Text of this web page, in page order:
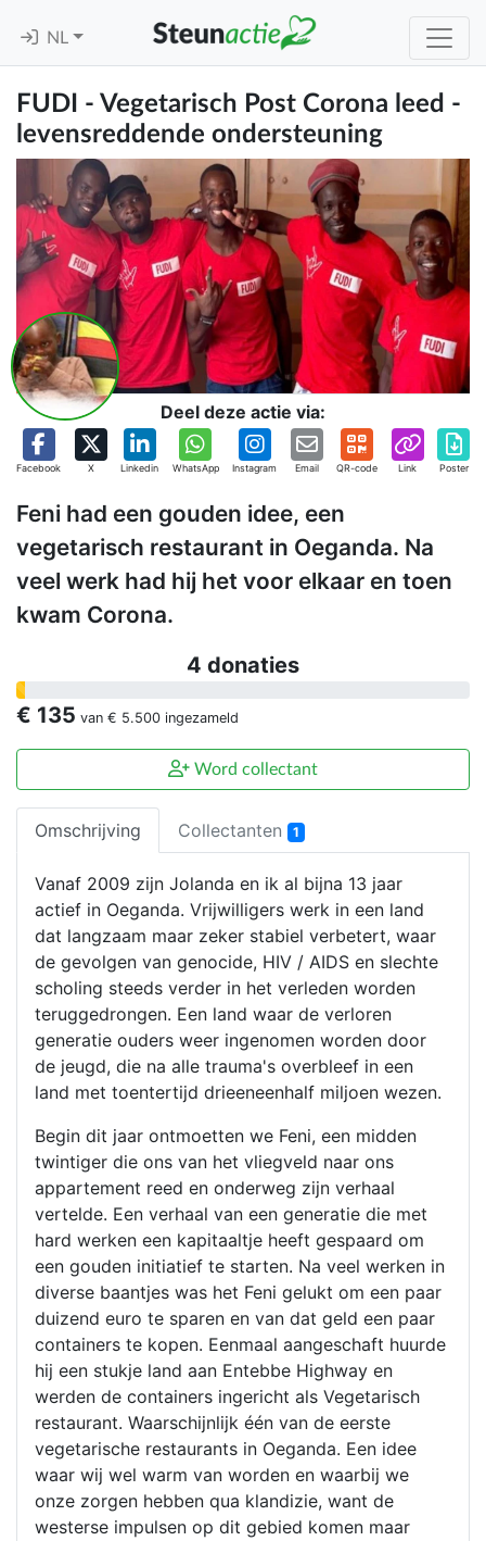
NL
FUDI - Vegetarisch Post Corona leed -
levensreddende ondersteuning
Deel deze actie via:
Facebook X Linkedin WhatsApp Instagram Email QR-code Link Poster
Feni had een gouden idee, een
vegetarisch restaurant in Oeganda. Na
veel werk had hij het voor elkaar en toen
kwam Corona.
4 donaties
€ 135 van € 5.500 ingezameld
Word collectant
Omschrijving Collectanten 1
Vanaf 2009 zijn Jolanda en ik al bijna 13 jaar
actief in Oeganda. Vrijwilligers werk in een land
dat langzaam maar zeker stabiel verbetert, waar
de gevolgen van genocide, HIV / AIDS en slechte
scholing steeds verder in het verleden worden
teruggedrongen. Een land waar de verloren
generatie ouders weer ingenomen worden door
de jeugd, die na alle trauma's overbleef in een
land met toentertijd drieeneenhalf miljoen wezen.
Begin dit jaar ontmoetten we Feni, een midden
twintiger die ons van het vliegveld naar ons
appartement reed en onderweg zijn verhaal
vertelde. Een verhaal van een generatie die met
hard werken een kapitaaltje heeft gespaard om
een gouden initiatief te starten. Na veel werken in
diverse baantjes was het Feni gelukt om een paar
duizend euro te sparen en van dat geld een paar
containers te kopen. Eenmaal aangeschaft huurde
hij een stukje land aan Entebbe Highway en
werden de containers ingericht als Vegetarisch
restaurant. Waarschijnlijk één van de eerste
vegetarische restaurants in Oeganda. Een idee
waar wij wel warm van worden en waarbij we
onze zorgen hebben qua klandizie, want de
westerse impulsen op dit gebied komen maar